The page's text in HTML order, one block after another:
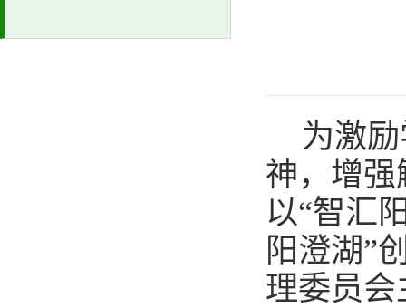
为激
神，增强
以“智汇
阳澄湖”
理委员